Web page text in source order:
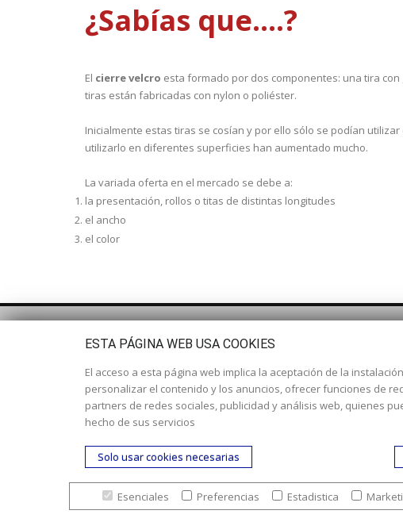
¿Sabías que....?
El cierre velcro esta formado por dos componentes: una tira
tiras están fabricadas con nylon o poliéster.
Inicialmente estas tiras se cosían y por ello sólo se podían
utilizarlo en diferentes superficies han aumentado mucho.
La variada oferta en el mercado se debe a:
la presentación, rollos o titas de distintas longitudes
el ancho
el color
© Copyright 2017. Todos los derechos reservados. |Nuestra
ESTA PÁGINA WEB USA COOKIES
El acceso a esta página web implica la aceptación de la
personalizar el contenido y los anuncios, ofrecer funciones de
partners de redes sociales, publicidad y análisis web, quienes
hecho de sus servicios
Solo usar cookies necesarias
Esenciales Preferencias Estadistica